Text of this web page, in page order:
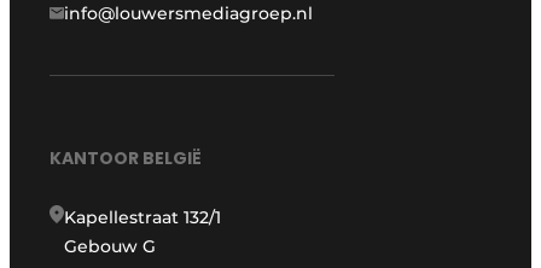
info@louwersmediagroep.nl
KANTOOR BELGIË
Kapellestraat 132/1
Gebouw G